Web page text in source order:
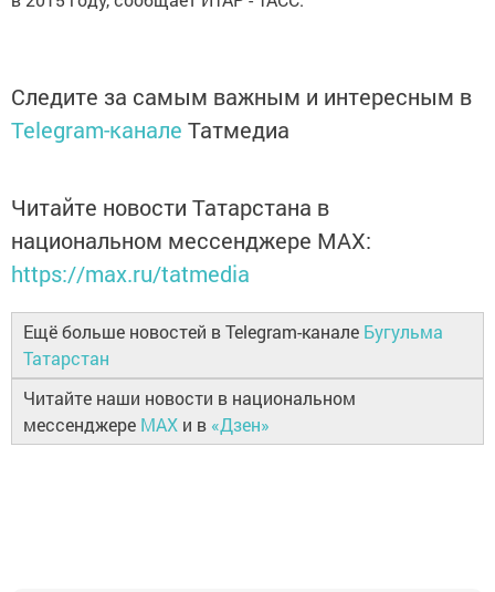
Следите за самым важным и интересным в
Telegram-канале Татмедиа
Читайте новости Татарстана в
национальном мессенджере MАХ:
https://max.ru/tatmedia
Ещё больше новостей в Telegram-канале Бугульма
Татарстан
Читайте наши новости в национальном
мессенджере MAX и в «Дзен»